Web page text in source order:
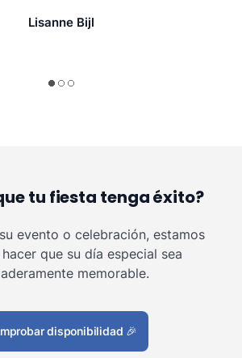
Lisanne Bijl
tu fiesta tenga éxito?
evento o celebración, estamos
que su día especial sea
memorable.
disponibilidad 🎉